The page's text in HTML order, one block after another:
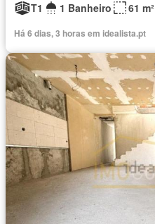
T1
1 Banheiro 61 m²
Há 6 dias, 3 horas em idealista.pt